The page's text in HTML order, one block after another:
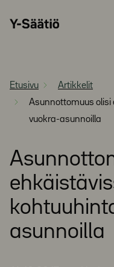
suoraan
Y-
Etusivu
Artikkelit
Asunnottomuus
vuokra-asunnoilla
asunnoilla